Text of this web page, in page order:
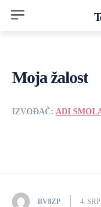
Moja žalost
IZVOĐAČ: ADI
BV8ZP 4.